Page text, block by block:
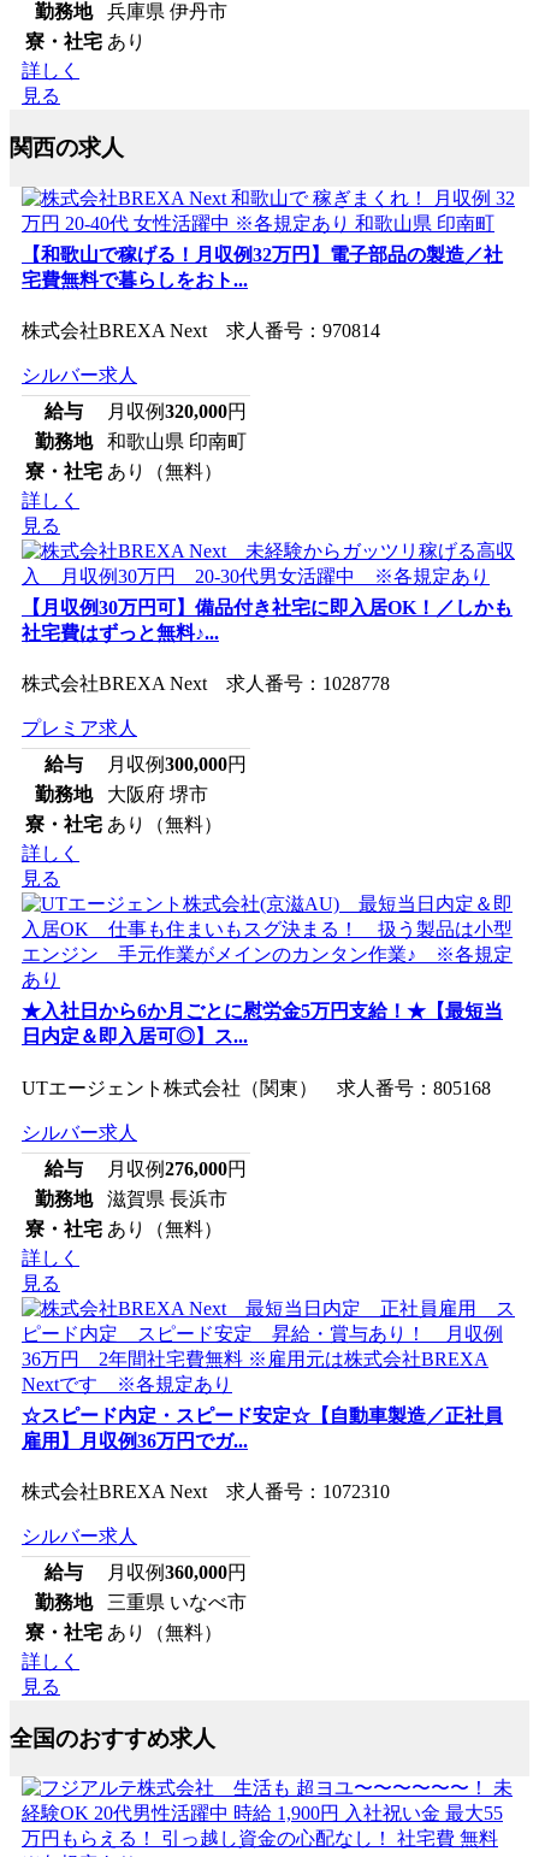
勤務地
兵庫県 伊丹市
寮・社宅 あり
詳しく
見る
関西の求人
【和歌山で稼げる！月収例32万円】電子部品の製造／社
宅費無料で暮らしをおト...
株式会社BREXA Next 求人番号：970814
シルバー求人
給与
月収例320,000円
勤務地
和歌山県 印南町
寮・社宅 あり（無料）
詳しく
見る
【月収例30万円可】備品付き社宅に即入居OK！／しかも
社宅費はずっと無料♪...
株式会社BREXA Next 求人番号：1028778
プレミア求人
給与
月収例300,000円
勤務地
大阪府 堺市
寮・社宅 あり（無料）
詳しく
見る
★入社日から6か月ごとに慰労金5万円支給！★【最短当
日内定＆即入居可◎】ス...
UTエージェント株式会社（関東） 求人番号：805168
シルバー求人
給与
月収例276,000円
勤務地
滋賀県 長浜市
寮・社宅 あり（無料）
詳しく
見る
☆スピード内定・スピード安定☆【自動車製造／正社員
雇用】月収例36万円でガ...
株式会社BREXA Next 求人番号：1072310
シルバー求人
給与
月収例360,000円
勤務地
三重県 いなべ市
寮・社宅 あり（無料）
詳しく
見る
全国のおすすめ求人